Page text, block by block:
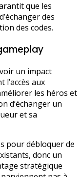
que les
des
des codes.
un impact
aux
les héros et
d’échanger un
et sa
pour débloquer de
donc un
stratégique